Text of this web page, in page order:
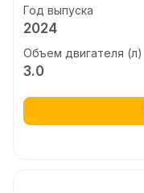
Год выпуска
2024
Объем двигателя (л)
3.0